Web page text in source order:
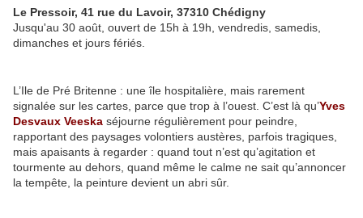
Le Pressoir, 41 rue du Lavoir, 37310 Chédigny
Jusqu'au 30 août, ouvert de 15h à 19h, vendredis, samedis,
dimanches et jours fériés.
L’Ile de Pré Britenne : une île hospitalière, mais rarement
signalée sur les cartes, parce que trop à l’ouest. C’est là qu’Yves
Desvaux Veeska séjourne régulièrement pour peindre,
rapportant des paysages volontiers austères, parfois tragiques,
mais apaisants à regarder : quand tout n’est qu’agitation et
tourmente au dehors, quand même le calme ne sait qu’annoncer
la tempête, la peinture devient un abri sûr.